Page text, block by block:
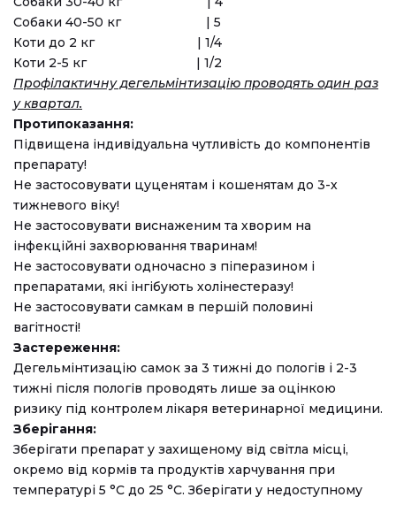
Собаки 40-50 кг | 5
Коти до 2 кг | 1/4
Коти 2-5 кг | 1/2
Профілактичну дегельмінтизацію проводять один раз
у квартал.
Протипоказання:
Підвищена індивідуальна чутливість до компонентів
препарату!
Не застосовувати цуценятам і кошенятам до 3-х
тижневого віку!
Не застосовувати виснаженим та хворим на
інфекційні захворювання тваринам!
Не застосовувати одночасно з піперазином і
препаратами, які інгібують холінестеразу!
Не застосовувати самкам в першій половині
вагітності!
Застереження:
Дегельмінтизацію самок за 3 тижні до пологів і 2-3
тижні після пологів проводять лише за оцінкою
ризику під контролем лікаря ветеринарної медицини.
Зберігання:
Зберігати препарат у захищеному від світла місці,
окремо від кормів та продуктів харчування при
температурі 5 °С до 25 °С. Зберігати у недоступному